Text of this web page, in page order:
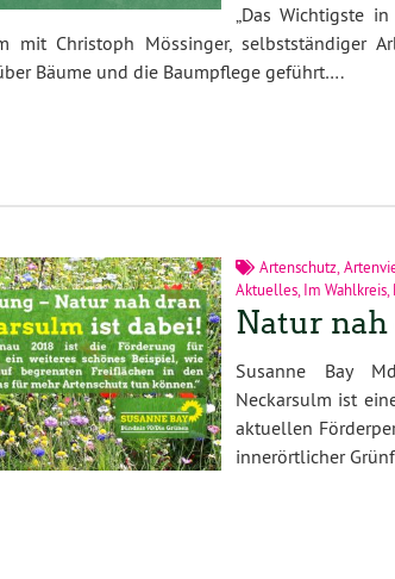
„Das Wichtigste
mit Christoph Mössinger, selbstständiger
Bäume und die Baumpflege geführt….
Artenschutz,
Aktuelles,Im Wahlkreis,
Natur
Susanne Bay
Neckarsulm ist
aktuellen
innerörtlicher